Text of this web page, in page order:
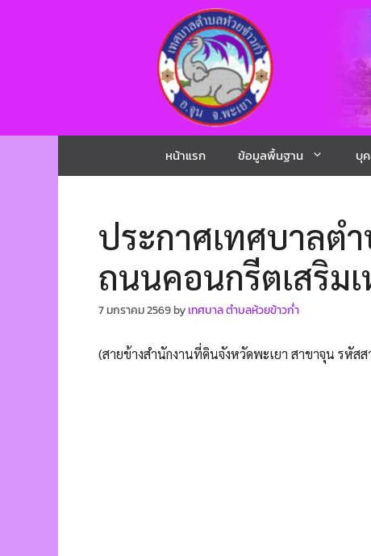
หน้าแรก ข้อมูลพื้นฐาน บุ
ประกาศเทศบาลตำ
ถนนคอนกรีตเสริม
7 มกราคม 2569 by เทศบาล ตำบลห้วยข้าวก่ำ
(สายข้างสำนักงานที่ดินจังหวัดพะเยา สาขาจุน รหัส